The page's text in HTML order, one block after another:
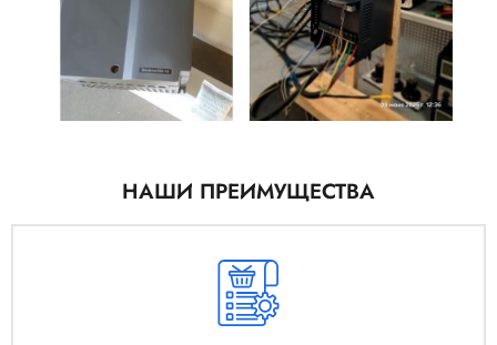
НАШИ ПРЕИМУЩЕСТВА